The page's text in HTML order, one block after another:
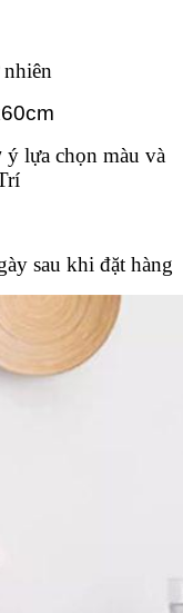
ý lựa chọn màu và
sau khi đặt hàng